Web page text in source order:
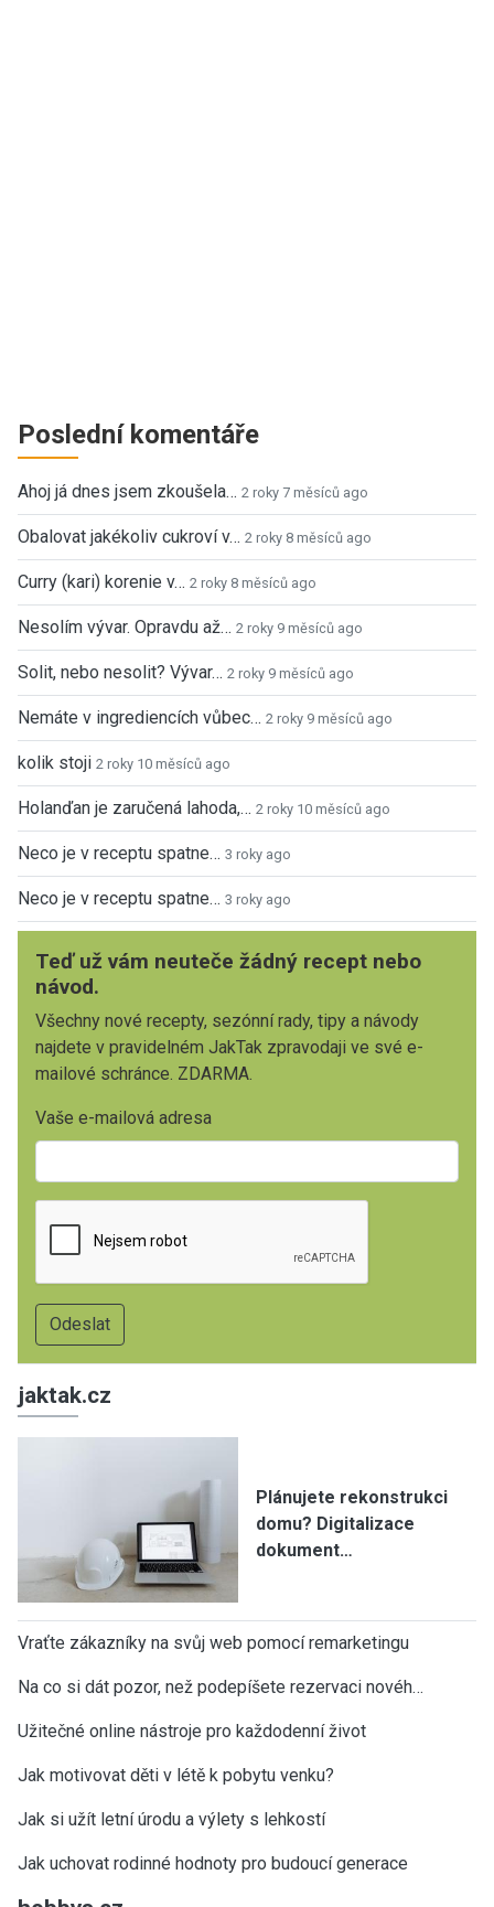
Poslední komentáře
Ahoj já dnes jsem zkoušela… 2 roky 7 měsíců ago
Obalovat jakékoliv cukroví v… 2 roky 8 měsíců ago
Curry (kari) korenie v… 2 roky 8 měsíců ago
Nesolím vývar. Opravdu až… 2 roky 9 měsíců ago
Solit, nebo nesolit? Vývar… 2 roky 9 měsíců ago
Nemáte v ingrediencích vůbec… 2 roky 9 měsíců ago
kolik stoji 2 roky 10 měsíců ago
Holanďan je zaručená lahoda,… 2 roky 10 měsíců ago
Neco je v receptu spatne… 3 roky ago
Neco je v receptu spatne… 3 roky ago
Teď už vám neuteče žádný recept nebo
návod.
Všechny nové recepty, sezónní rady, tipy a návody
najdete v pravidelném JakTak zpravodaji ve své e-
mailové schránce. ZDARMA.
Vaše e-mailová adresa
jaktak.cz
Plánujete rekonstrukci
domu? Digitalizace
dokument…
Vraťte zákazníky na svůj web pomocí remarketingu
Na co si dát pozor, než podepíšete rezervaci novéh…
Užitečné online nástroje pro každodenní život
Jak motivovat děti v létě k pobytu venku?
Jak si užít letní úrodu a výlety s lehkostí
Jak uchovat rodinné hodnoty pro budoucí generace